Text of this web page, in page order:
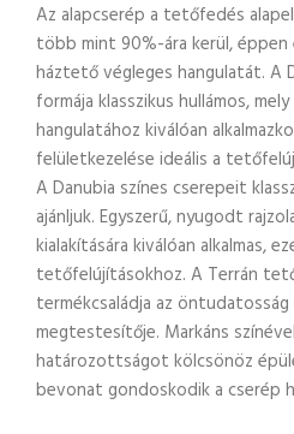
Az alapcserép a tetőfedés
több mint 90%-ára kerül, éppen
háztető végleges hangulatát. A
formája klasszikus hullámos,
hangulatához kiválóan
felületkezelése ideális a
A Danubia színes cserepeit
ajánljuk. Egyszerű, nyugodt
kialakítására kiválóan alkalmas,
tetőfelújításokhoz. A Terrán
termékcsaládja az
megtestesítője. Markáns
határozottságot kölcsönöz
bevonat gondoskodik a cserép